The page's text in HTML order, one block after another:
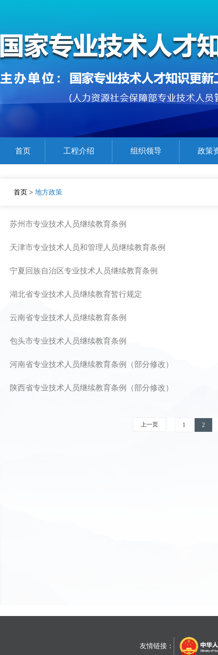
首页 工程介绍 组织领导 政策
首页 > 地方政策
苏州市专业技术人员继续教育条例
天津市专业技术人员和管理人员继续教育条例
宁夏回族自治区专业技术人员继续教育条例
湖北省专业技术人员继续教育暂行规定
云南省专业技术人员继续教育条例
包头市专业技术人员继续教育条例
河南省专业技术人员继续教育条例（部分修改）
陕西省专业技术人员继续教育条例（部分修改）
上一页 1 2
友情链接：